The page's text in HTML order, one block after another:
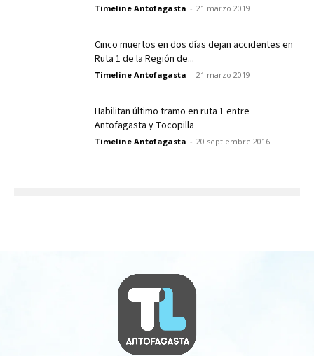
Timeline Antofagasta - 21 marzo 2019
Cinco muertos en dos días dejan accidentes en
Ruta 1 de la Región de...
Timeline Antofagasta - 21 marzo 2019
Habilitan último tramo en ruta 1 entre
Antofagasta y Tocopilla
Timeline Antofagasta - 20 septiembre 2016